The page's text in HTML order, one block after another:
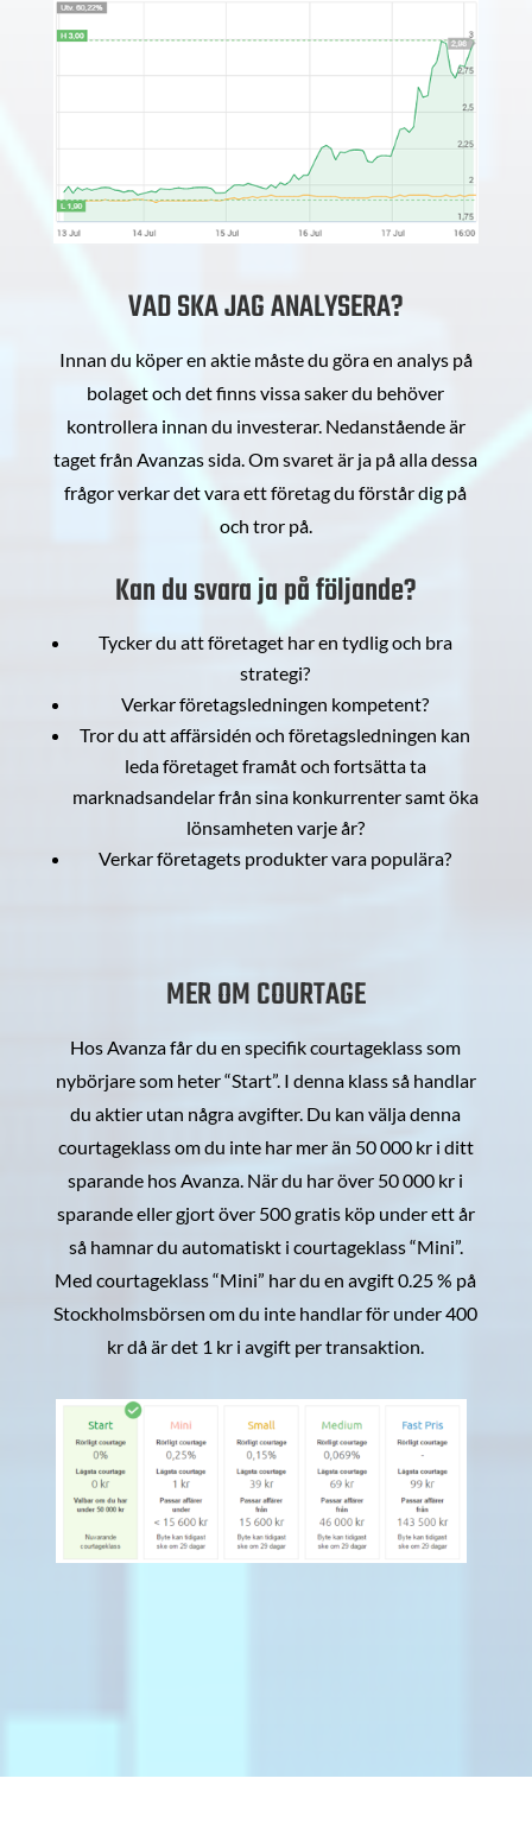
VAD SKA JAG ANALYSERA?
Innan du köper en aktie måste du göra en analys på
bolaget och det finns vissa saker du behöver
kontrollera innan du investerar. Nedanstående är
taget från Avanzas sida. Om svaret är ja på alla dessa
frågor verkar det vara ett företag du förstår dig på
och tror på.
Kan du svara ja på följande?
Tycker du att företaget har en tydlig och bra
strategi?
Verkar företagsledningen kompetent?
Tror du att affärsidén och företagsledningen kan
leda företaget framåt och fortsätta ta
marknadsandelar från sina konkurrenter samt öka
lönsamheten varje år?
Verkar företagets produkter vara populära?
MER OM COURTAGE
Hos Avanza får du en specifik courtageklass som
nybörjare som heter “Start”. I denna klass så handlar
du aktier utan några avgifter. Du kan välja denna
courtageklass om du inte har mer än 50 000 kr i ditt
sparande hos Avanza. När du har över 50 000 kr i
sparande eller gjort över 500 gratis köp under ett år
så hamnar du automatiskt i courtageklass “Mini”.
Med courtageklass “Mini” har du en avgift 0.25 % på
Stockholmsbörsen om du inte handlar för under 400
kr då är det 1 kr i avgift per transaktion.